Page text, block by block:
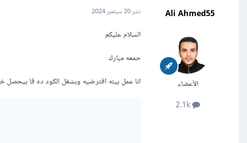
Ali Ahmed55
الأعضاء
نشر20 سبتمبر 2024
السلام عليكم
حمعه مبارك
انا عمل بيئه افترضيه وبشغل الكود ده فا بيحصل